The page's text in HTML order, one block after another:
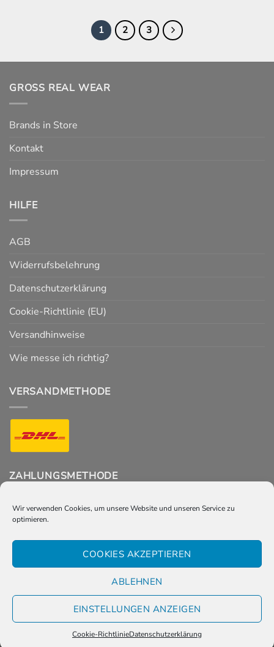
Wir verwenden Cookies, um unsere Website und unseren Service zu
optimieren.
COOKIES AKZEPTIEREN
ABLEHNEN
EINSTELLUNGEN ANZEIGEN
Cookie-RichtlinieDatenschutzerklärung
1 2 3
GROSS REAL WEAR
Brands in Store
Kontakt
Impressum
HILFE
AGB
Widerrufsbelehrung
Datenschutzerklärung
Cookie-Richtlinie (EU)
Versandhinweise
Wie messe ich richtig?
VERSANDMETHODE
ZAHLUNGSMETHODE
© Gross real wear 2021